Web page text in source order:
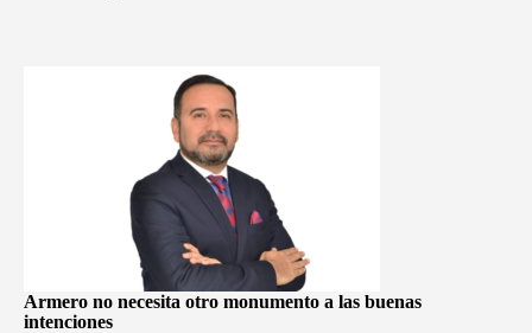
Armero no necesita otro monumento a las buenas
intenciones